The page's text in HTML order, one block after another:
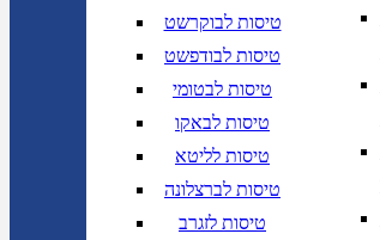
טיסות לבוקרשט
טיסות לבודפשט
טיסות לבטומי
טיסות לבאקו
טיסות לליטא
טיסות לברצלונה
טיסות לזגרב